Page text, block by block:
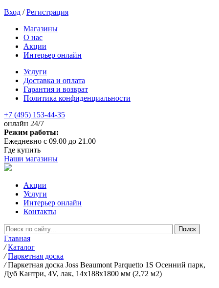
Вход /Регистрация
Магазины
О нас
Акции
Интерьер онлайн
Услуги
Доставка и оплата
Гарантия и возврат
Политика конфиденциальности
+7 (495) 153-44-35
онлайн 24/7
Режим работы:
Ежедневно с 09.00 до 21.00
Где купить
Наши магазины
Акции
Услуги
Интерьер онлайн
Контакты
Главная
/ Каталог
/ Паркетная доска
/ Паркетная доска Joss Beaumont Parquetto 1S Осенний парк,
Дуб Кантри, 4V, лак, 14х188х1800 мм (2,72 м2)